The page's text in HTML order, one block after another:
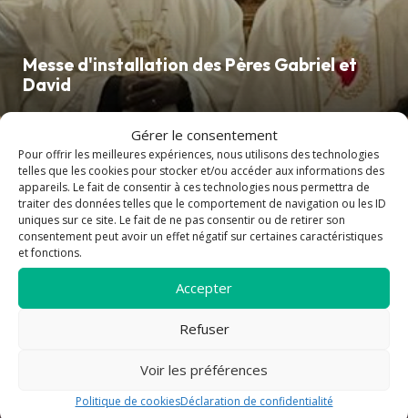
Gérer le consentement
Pour offrir les meilleures expériences, nous utilisons des technologies
telles que les cookies pour stocker et/ou accéder aux informations des
appareils. Le fait de consentir à ces technologies nous permettra de
traiter des données telles que le comportement de navigation ou les ID
uniques sur ce site. Le fait de ne pas consentir ou de retirer son
consentement peut avoir un effet négatif sur certaines caractéristiques
et fonctions.
Accepter
Refuser
Voir les préférences
Politique de cookiesDéclaration de confidentialité
Messe d'installation des Pères Gabriel et
David
La paroisse
"Nous sommes très heureux de vous accueillir dans
l'ensemble paroissial de Belgentier, Méounes, Signes et Riboux
communauté chrétienne. Nous espérons que vous y trouverez
chez vous." Père Gabriel
Découvrir l'ensemble paroissial